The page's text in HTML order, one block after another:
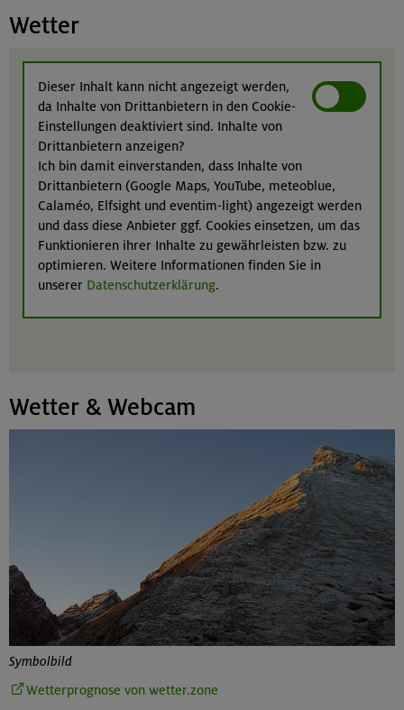
Wetter
Dieser Inhalt kann nicht angezeigt werden,
da Inhalte von Drittanbietern in den Cookie-
Einstellungen deaktiviert sind. Inhalte von
Drittanbietern anzeigen?
Ich bin damit einverstanden, dass Inhalte von
Drittanbietern (Google Maps, YouTube, meteoblue,
Calaméo, Elfsight und eventim-light) angezeigt werden
und dass diese Anbieter ggf. Cookies einsetzen, um das
Funktionieren ihrer Inhalte zu gewährleisten bzw. zu
optimieren. Weitere Informationen finden Sie in
unserer Datenschutzerklärung.
Wetter & Webcam
Symbolbild
Wetterprognose von wetter.zone